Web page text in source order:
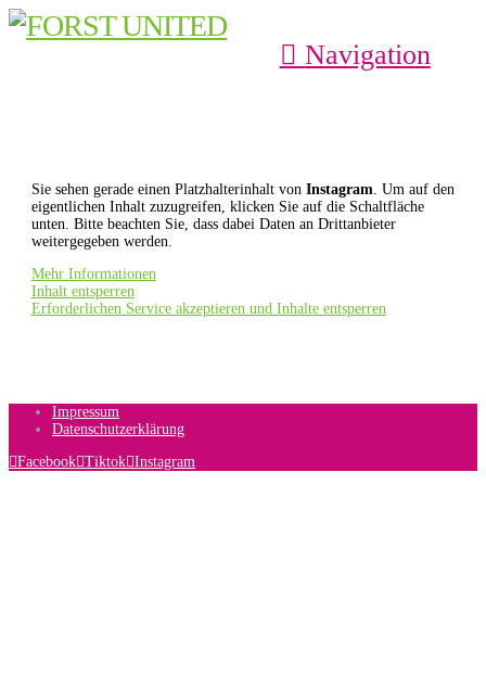
Navigation
Sie sehen gerade einen Platzhalterinhalt von Instagram. Um auf den
eigentlichen Inhalt zuzugreifen, klicken Sie auf die Schaltfläche
unten. Bitte beachten Sie, dass dabei Daten an Drittanbieter
weitergegeben werden.
Mehr Informationen
Inhalt entsperren
Erforderlichen Service akzeptieren und Inhalte entsperren
Impressum
Datenschutzerklärung
Facebook Tiktok Instagram